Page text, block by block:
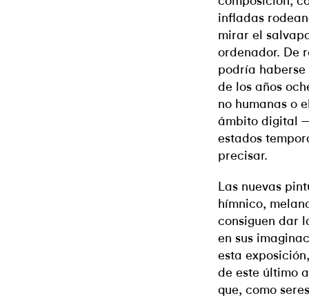
infladas
mirar el
ordenador. De
podría
de los años
no humanas o
ámbito digital
estados
precisar.
Las nuevas
hímnico,
consiguen dar
en sus
esta
de este último
que, como